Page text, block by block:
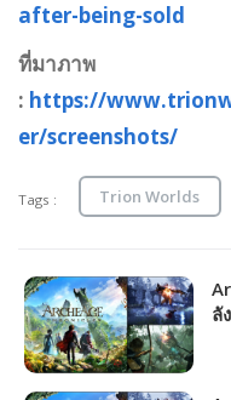
after-being-sold
ที่มาภาพ
: https://
er/screenshots/
Tags : Trion Worlds
ลั